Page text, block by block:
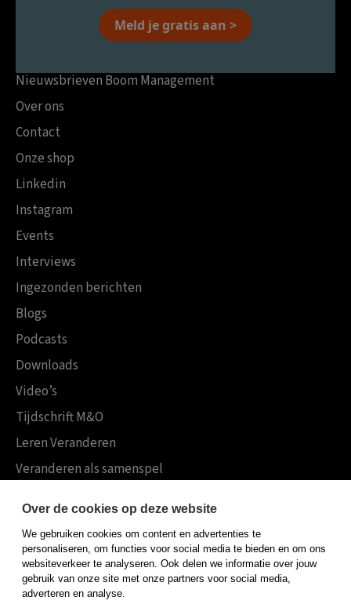
Meld je gratis aan >
Nieuwsbrieven Boom Management
Over ons
Contact
Onze shop
Linkedin
Instagram
Events
Interviews
Ingezonden berichten
Blogs
Podcasts
Downloads
Video’s
Tijdschrift M&O
Leren Veranderen
Veranderen als samenspel
Koninklijke Boom uitgevers
Boom Psychologie
Boom Hoger Onderwijs
Over de cookies op deze website
We gebruiken cookies om content en advertenties te
personaliseren, om functies voor social media te bieden en om ons
websiteverkeer te analyseren. Ook delen we informatie over jouw
gebruik van onze site met onze partners voor social media,
adverteren en analyse.